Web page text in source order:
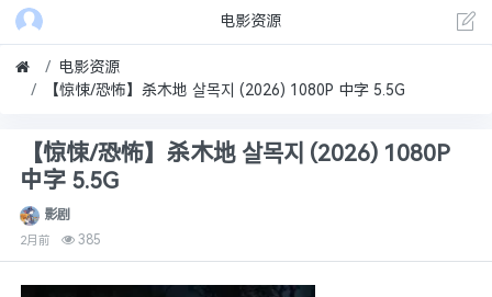
电影资源
电影资源
【惊悚/恐怖】杀木地 살목지 (2026) 1080P 中字 5.5G
【惊悚/恐怖】杀木地 살목지 (2026) 1080P
中字 5.5G
影剧
2月前 385